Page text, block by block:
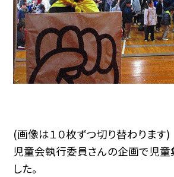
(画像は１０枚ずつ切り替わります)
児童会執行委員さんの企画で児
した。